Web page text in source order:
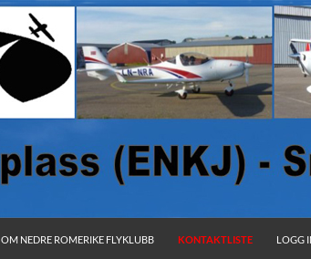
OM NEDRE ROMERIKE FLYKLUBB
KONTAKTLISTE LOGG